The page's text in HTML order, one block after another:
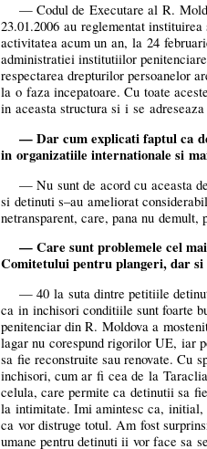
— Codul de Executare al R.
23.01.2006 au reglementat
activitatea acum un an, la 24
administratiei institutiilor
respectarea drepturilor persoanelor
la o faza incepatoare. Cu toate
in aceasta structura si i se
— Dar cum explicati faptul ca
in organizatiile internationale si
— Nu sunt de acord cu aceasta
si detinuti s–au ameliorat
netransparent, care, pana nu demult,
— Care sunt problemele cel
Comitetului pentru plangeri, dar
— 40 la suta dintre petitiile
ca in inchisori conditiile sunt foarte
penitenciar din R. Moldova a
lagar nu corespund rigorilor UE, iar
sa fie reconstruite sau renovate. Cu
inchisori, cum ar fi cea de la
celula, care permite ca detinutii sa
la intimitate. Imi amintesc ca, initial,
ca vor distruge totul. Am fost
umane pentru detinuti ii vor face sa